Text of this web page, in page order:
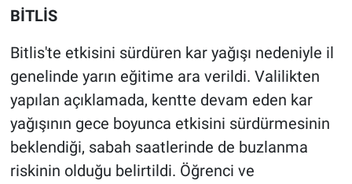
BİTLİS
Bitlis'te etkisini sürdüren kar yağışı nedeniyle il
genelinde yarın eğitime ara verildi. Valilikten
yapılan açıklamada, kentte devam eden kar
yağışının gece boyunca etkisini sürdürmesinin
beklendiği, sabah saatlerinde de buzlanma
riskinin olduğu belirtildi. Öğrenci ve